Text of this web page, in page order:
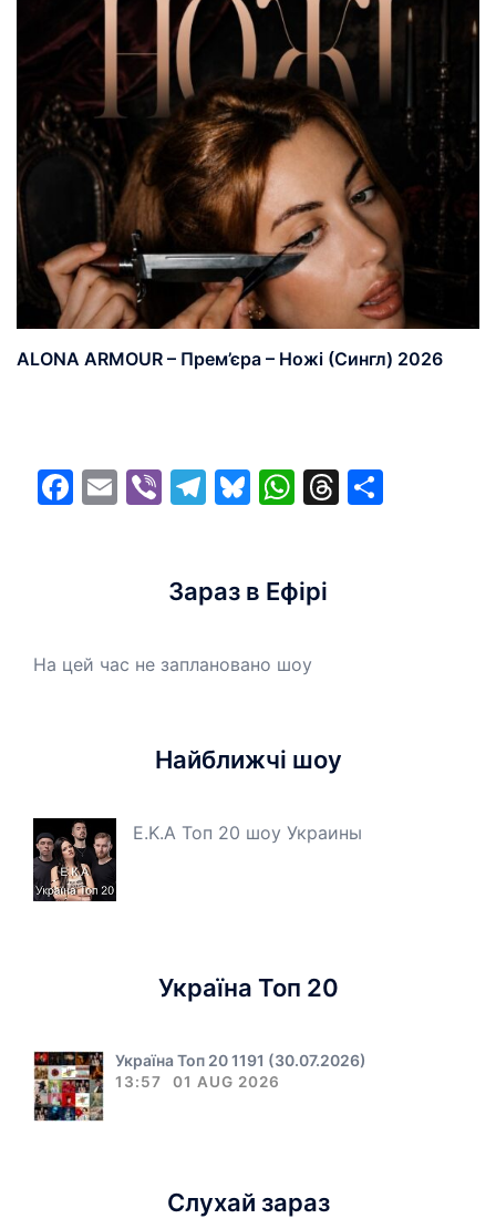
ALONA ARMOUR – Прем’єра – Ножі (Сингл) 2026
Facebook
EmailViberTelegram
Bluesky
WhatsApp
Threads
Зараз в Ефірі
На цей час не заплановано шоу
Найближчі шоу
E.K.A Топ 20 шоу Украины
Україна Топ 20
Україна Топ 20 1191 (30.07.2026)
13:57 01 AUG 2026
Слухай зараз